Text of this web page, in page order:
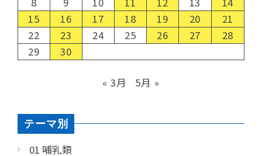
15
16 17 18 19 20
21
22
23 24 25 26 27
28
29
30
« 3月 5月 »
テーマ別
01 哺乳類